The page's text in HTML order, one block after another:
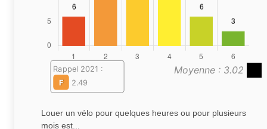
Moyenne : 3.02
Rappel 2021 :
F
2.49
Louer un vélo pour quelques heures ou pour plusieurs
mois est...